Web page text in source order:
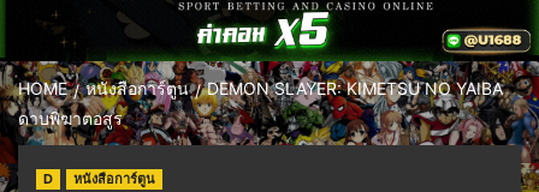
HOME หนังสือการ์ตูน
DEMON SLAYER: KIMETSU NO YAIBA
ดาบพิฆาตอสูร
D หนังสือการ์ตูน